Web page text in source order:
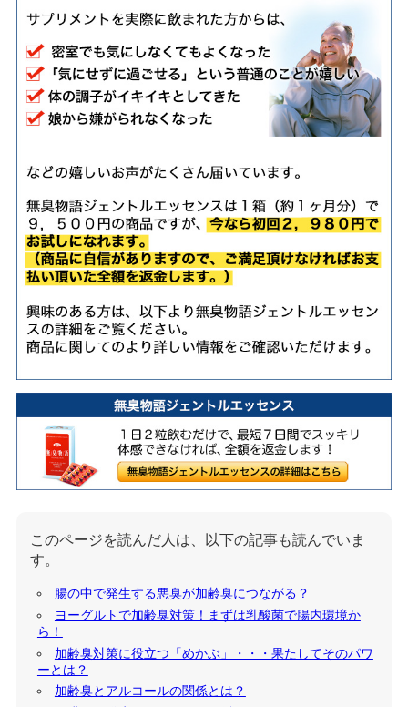
このページを読んだ人は、以下の記事も読んでいま
す。
腸の中で発生する悪臭が加齢臭につながる？
ヨーグルトで加齢臭対策！まずは乳酸菌で腸内環境か
ら！
加齢臭対策に役立つ「めかぶ」・・・果たしてそのパワ
ーとは？
加齢臭とアルコールの関係とは？